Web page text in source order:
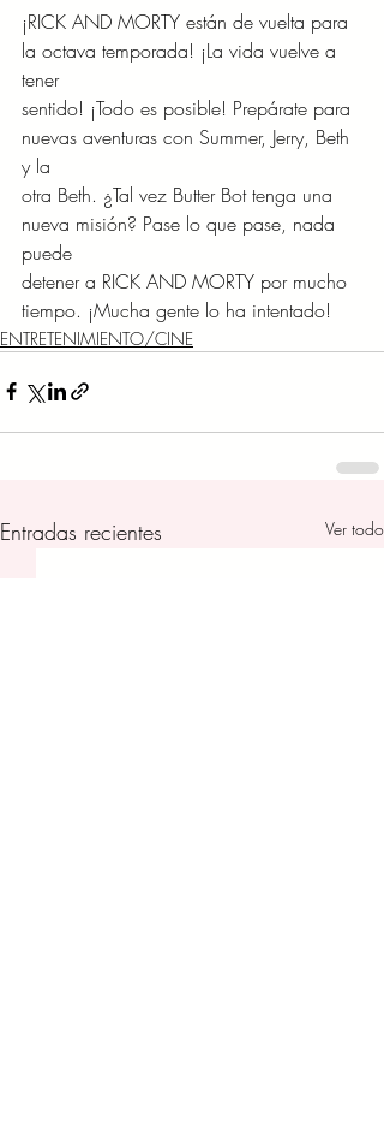
¡RICK AND MORTY están de vuelta para
la octava temporada! ¡La vida vuelve a
tener
sentido! ¡Todo es posible! Prepárate para
nuevas aventuras con Summer, Jerry, Beth
y la
otra Beth. ¿Tal vez Butter Bot tenga una
nueva misión? Pase lo que pase, nada
puede
detener a RICK AND MORTY por mucho
tiempo. ¡Mucha gente lo ha intentado!
ENTRETENIMIENTO/CINE
Entradas recientes Ver todo